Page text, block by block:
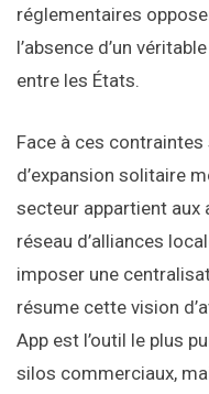
réglementaires
l’absence d’un
entre les États.
Face à ces
d’expansion solitaire
secteur appartient aux
réseau d’alliances
imposer une
résume cette vision
App est l’outil le plus
silos commerciaux,